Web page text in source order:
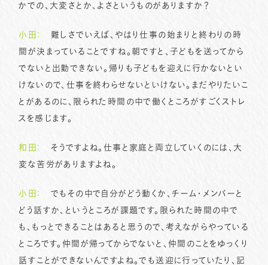
かでの、大変さとか、よさというものがありますか？
小田： 難しさでいえば、やはり仕事の始まりと終わりの時
間が決まっていることですね。朝ですと、子どもを送ってから
でないと出勤できない。帰りも子どもを迎えに行かないとい
けないので、仕事を終わらせないといけない。まだやりたいこ
とがあるのに、限られた時間の中で働くところがすごくストレ
スを感じます。
和田：
そうですよね。仕事と家庭と両立していくのには、大
変な苦労がありますよね。
小田：
でもその中で自分がどう動くか、チーム・メンバーと
どう話すか、というところが課題です。限られた時間の中で
も、もっとできることはあると思うので、考えながらやっている
ところです。仲間が帰ってからでないと、仲間のことをゆっくり
話すことができないんですよね。でも送迎に行っていたり、記